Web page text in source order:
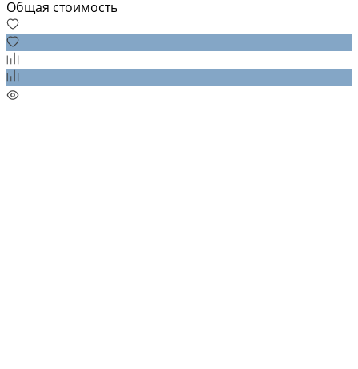
Общая стоимость